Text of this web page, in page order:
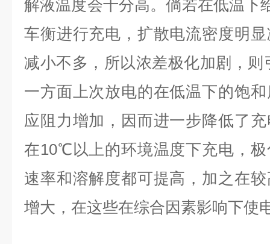
解液温度会十分高。倘若在低温下
车衡进行充电，扩散电流密度明
减小不多，所以浓差极化加剧，
一方面上次放电的在低温下的饱
应阻力增加，因而进一步降低了
在10℃以上的环境温度下充电，
速率和溶解度都可提高，加之在
增大，在这些在综合因素影响下使